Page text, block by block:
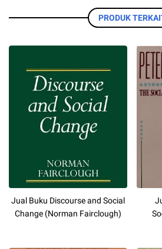
PRODUK
Jual Buku Discourse and Social
Change (Norman Fairclough)